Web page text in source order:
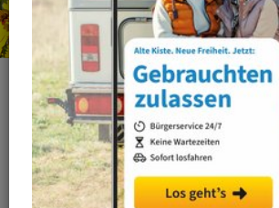
Kategorie
Alle Kategorien Amtsblatt
Arbeit / Gewerbe / Jobcenter